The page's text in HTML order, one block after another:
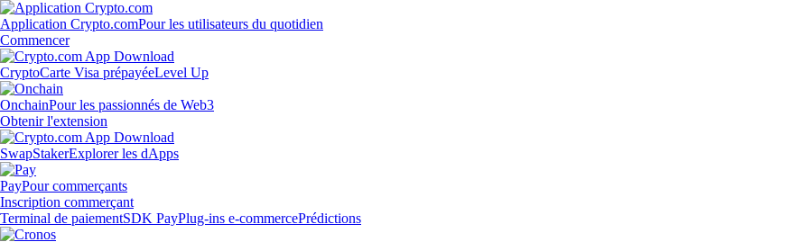
Application Crypto.comPour les utilisateurs du quotidien
Commencer
CryptoCarte Visa prépayéeLevel Up
OnchainPour les passionnés de Web3
Obtenir l'extension
SwapStakerExplorer les dApps
PayPour commerçants
Inscription commerçant
Terminal de paiementSDK PayPlug-ins e-commercePrédictions